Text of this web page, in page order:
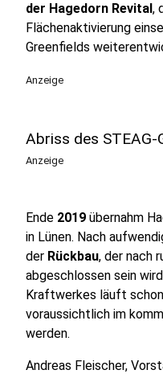
der Hagedorn Revital,
Flächenaktivierung
Greenfields
Anzeige
Abriss des STEAG-
Anzeige
Ende 2019 übernahm
in Lünen. Nach
der Rückbau, der nach
abgeschlossen sein
Kraftwerkes läuft
voraussichtlich im
werden.
Andreas Fleischer,